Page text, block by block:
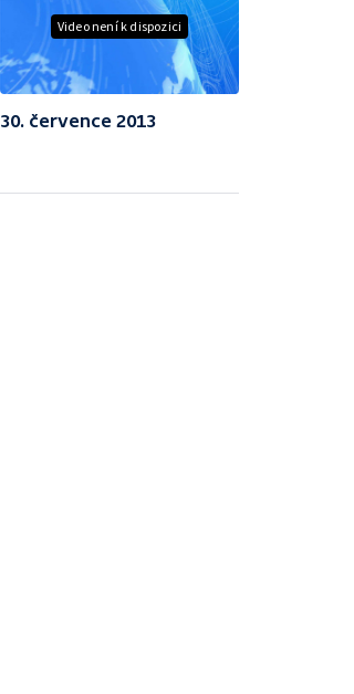
Video není k dispozici
30. července 2013